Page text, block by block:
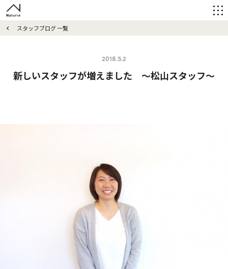
スタッフブログ 一覧
2018.5.2
新しいスタッフが増えました ～松山スタッフ～